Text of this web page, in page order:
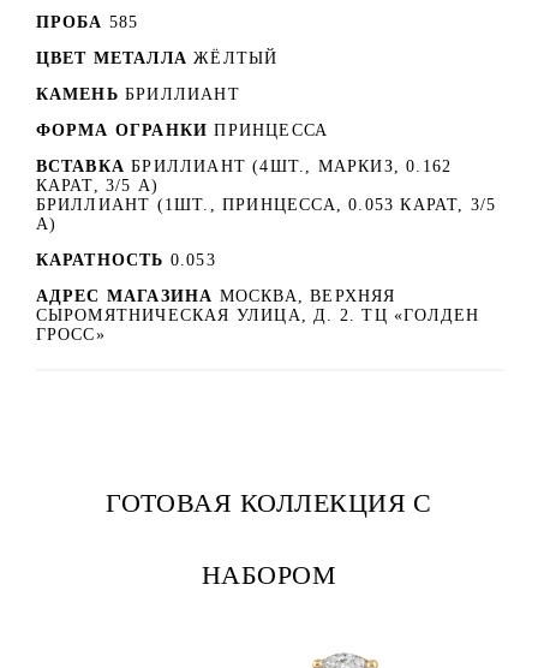
ПРОБА 585
ЦВЕТ МЕТАЛЛА ЖЁЛТЫЙ
КАМЕНЬ БРИЛЛИАНТ
ФОРМА ОГРАНКИ ПРИНЦЕССА
ВСТАВКА БРИЛЛИАНТ (4ШТ., МАРКИЗ, 0.162
КАРАТ, 3/5 А)
БРИЛЛИАНТ (1ШТ., ПРИНЦЕССА, 0.053 КАРАТ, 3/5
А)
КАРАТНОСТЬ 0.053
АДРЕС МАГАЗИНА МОСКВА, ВЕРХНЯЯ
СЫРОМЯТНИЧЕСКАЯ УЛИЦА, Д. 2. ТЦ «ГОЛДЕН
ГРОСС»
ГОТОВАЯ КОЛЛЕКЦИЯ С
НАБОРОМ